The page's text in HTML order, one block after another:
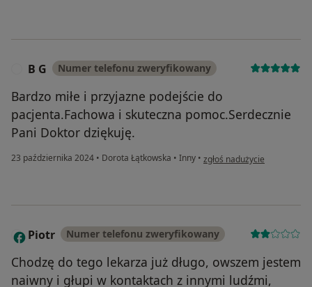
B G Numer telefonu zweryfikowany
Bardzo miłe i przyjazne podejście do
pacjenta.Fachowa i skuteczna pomoc.Serdecznie
Pani Doktor dziękuję.
23 października 2024 • Dorota Łątkowska • Inny • w opinii użytkownika B G
zgłoś nadużycie
P Piotr Numer telefonu zweryfikowany
Chodzę do tego lekarza już długo, owszem jestem
naiwny i głupi w kontaktach z innymi ludźmi,